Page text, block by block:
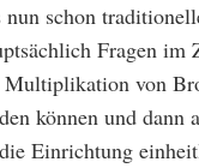
nun schon
Fragen im
von
können und dann
Einrichtung